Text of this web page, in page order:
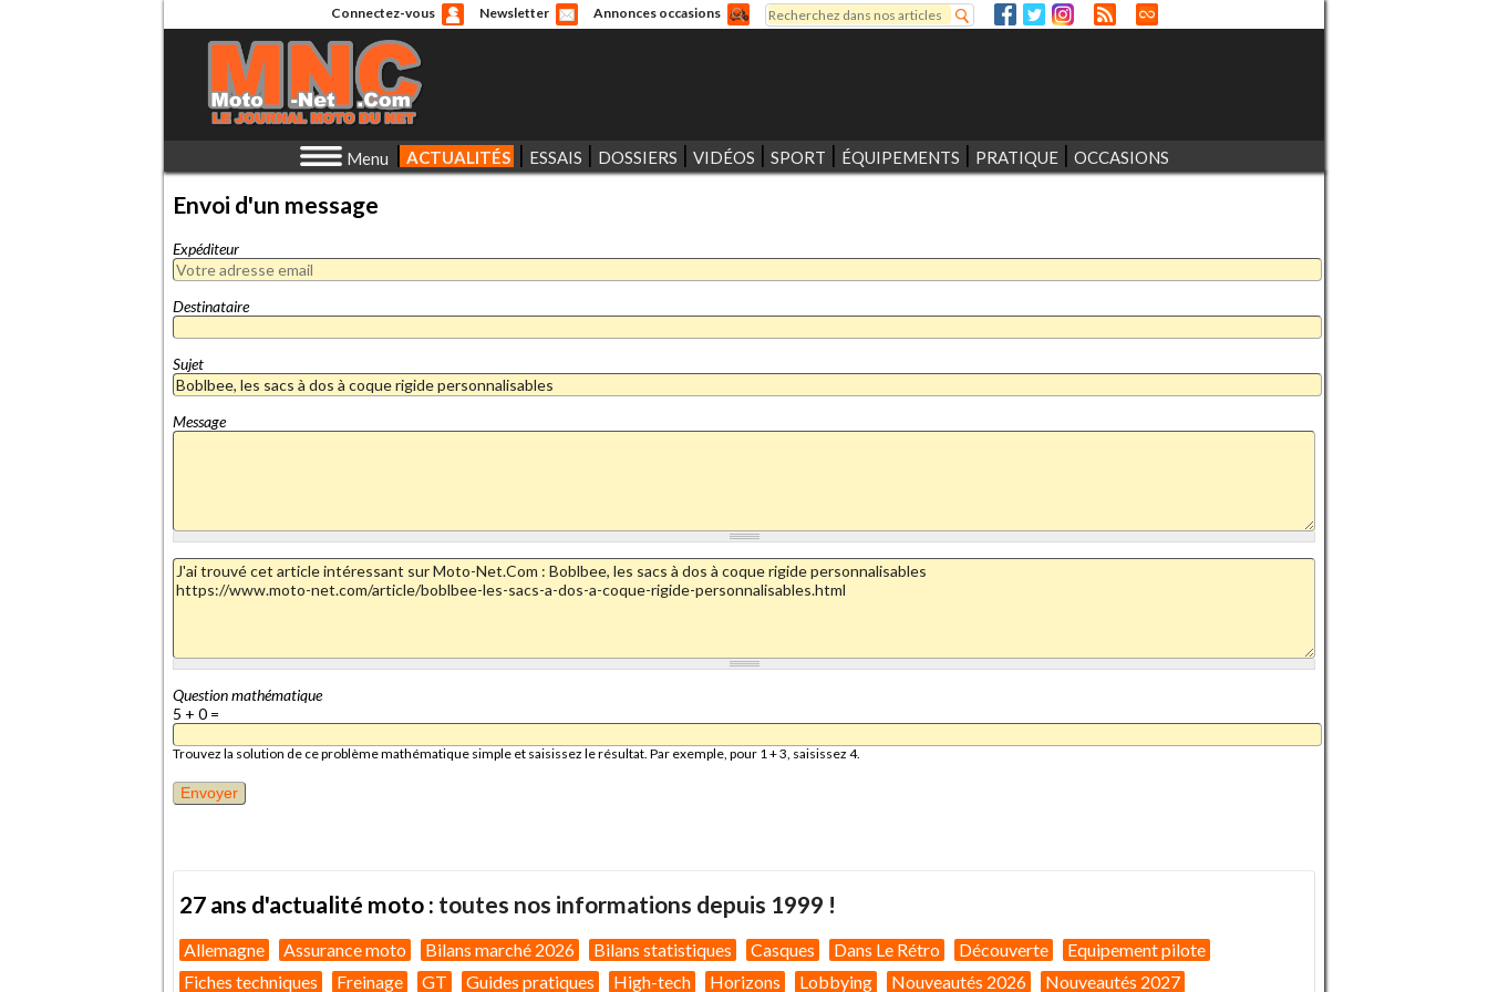
Connectez-vous Newsletter Annonces occasions
Formulaire de recherche
Rechercher
Menu ACTUALITÉS ESSAIS DOSSIERS VIDÉOS SPORT ÉQUIPEMENTS PRATIQUE OCCASIONS
Envoi d'un message
Expéditeur
Destinataire
Sujet
Message
Question mathématique
5 + 0 =
Trouvez la solution de ce problème mathématique simple et saisissez le résultat. Par exemple, pour 1 + 3, saisissez 4.
27 ans d'actualité moto : toutes nos informations depuis 1999 !
Allemagne Assurance moto Bilans marché 2026 Bilans statistiques Casques Dans Le Rétro Découverte
Equipement pilote
Fiches techniques
Freinage GT Guides pratiques High-tech Horizons Lobbying Nouveautés 2026 Nouveautés 2027